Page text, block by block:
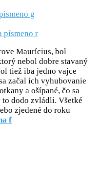
g
písmeno r
Maurícius, bol
nebol dobre stavaný
tiež iba jedno vajce
začal ich vyhubovanie
a ošípané, čo sa
dodo zvládli. Všetké
zjedené do roku
f